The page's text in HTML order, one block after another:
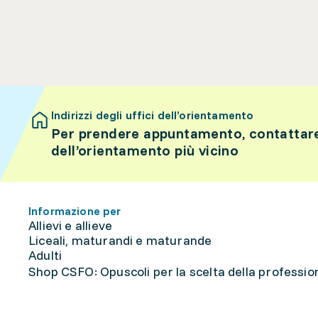
Indirizzi degli uffici dell’orientamento
Per prendere appuntamento,
dell’orientamento più vicino
Informazione per
Allievi e allieve
Liceali, maturandi e maturande
Adulti
Shop CSFO: Opuscoli per la scelta della